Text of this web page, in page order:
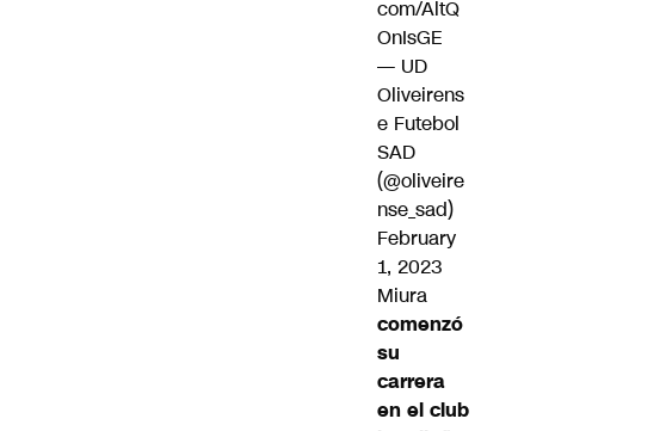
com/AltQ
OnIsGE
— UD
Oliveirens
e Futebol
SAD
(@oliveire
nse_sad)
February
1, 2023
Miura
comenzó
su
carrera
en el club